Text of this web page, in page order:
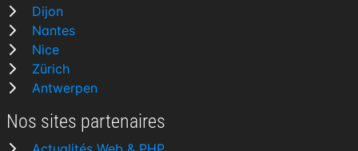
Dijon
Nantes
Nice
Zürich
Antwerpen
Nos sites partenaires